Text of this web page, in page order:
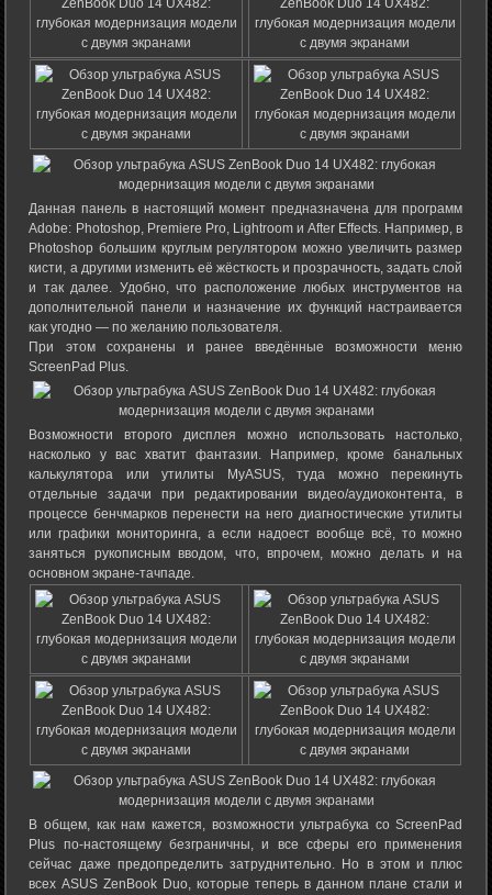
Данная панель в настоящий момент предназначена для программ
Adobe: Photoshop, Premiere Pro, Lightroom и After Effects. Например, в
Photoshop большим круглым регулятором можно увеличить размер
кисти, а другими изменить её жёсткость и прозрачность, задать слой
и так далее. Удобно, что расположение любых инструментов на
дополнительной панели и назначение их функций настраивается
как угодно — по желанию пользователя.
При этом сохранены и ранее введённые возможности меню
ScreenPad Plus.
Возможности второго дисплея можно использовать настолько,
насколько у вас хватит фантазии. Например, кроме банальных
калькулятора или утилиты MyASUS, туда можно перекинуть
отдельные задачи при редактировании видео/аудиоконтента, в
процессе бенчмарков перенести на него диагностические утилиты
или графики мониторинга, а если надоест вообще всё, то можно
заняться рукописным вводом, что, впрочем, можно делать и на
основном экране-тачпаде.
В общем, как нам кажется, возможности ультрабука со ScreenPad
Plus по-настоящему безграничны, и все сферы его применения
сейчас даже предопределить затруднительно. Но в этом и плюс
всех ASUS ZenBook Duo, которые теперь в данном плане стали и